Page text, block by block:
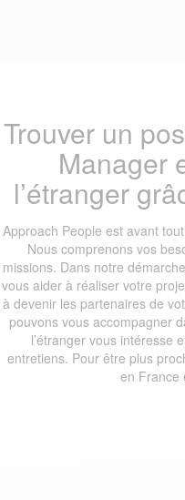
Trouver un
Manager
l’étranger
Approach People est avant
Nous comprenons vos
missions. Dans notre
vous aider à réaliser votre
à devenir les partenaires de
pouvons vous accompagner
l’étranger vous intéresse
entretiens. Pour être plus
en France